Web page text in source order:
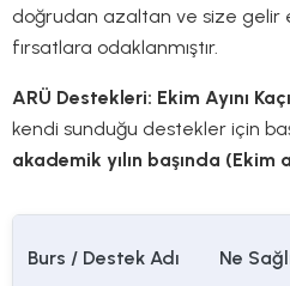
doğrudan azaltan ve size gelir
fırsatlara odaklanmıştır.
ARÜ Destekleri: Ekim Ayını
kendi sunduğu destekler için
akademik yılın başında (Ekim
Burs / Destek Adı Ne